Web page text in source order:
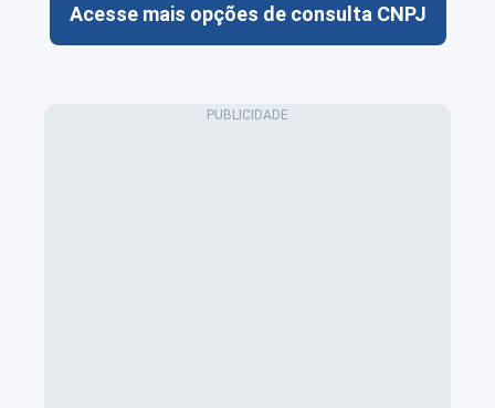
Acesse mais opções de consulta CNPJ